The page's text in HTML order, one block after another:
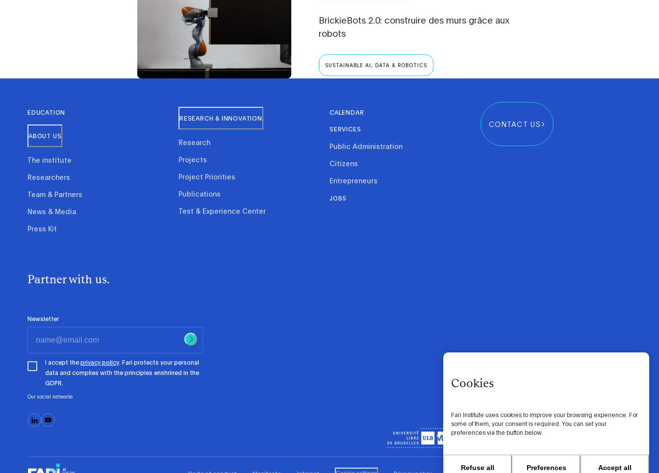
Cookies
Fari Institute uses cookies to improve your browsing experience. For
some of them, your consent is required. You can set your
preferences via the button below.
Refuse all Preferences Accept all
BrickieBots 2.0: construire des murs grâce aux
robots
SUSTAINABLE AI, DATA & ROBOTICS
Partner with us.
Newsletter
I accept theprivacy policy. Fari protects your personal
data and complies with the principles enshrined in the
GDPR.
EDUCATION
ABOUT US
The institute
Researchers
Team & Partners
News & Media
Press Kit
RESEARCH & INNOVATION
Research
Projects
Project Priorities
Publications
Test & Experience Center
CALENDAR
SERVICES
Public Administration
Citizens
Entrepreneurs
JOBS
CONTACT US
Our social networks